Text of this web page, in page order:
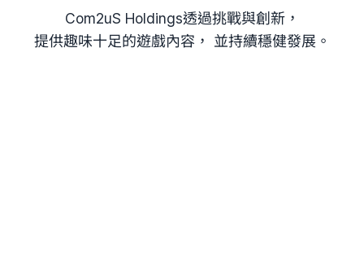
Com2uS Holdings透過挑戰與創新，
提供趣味十足的遊戲內容，
並持續穩健發展。